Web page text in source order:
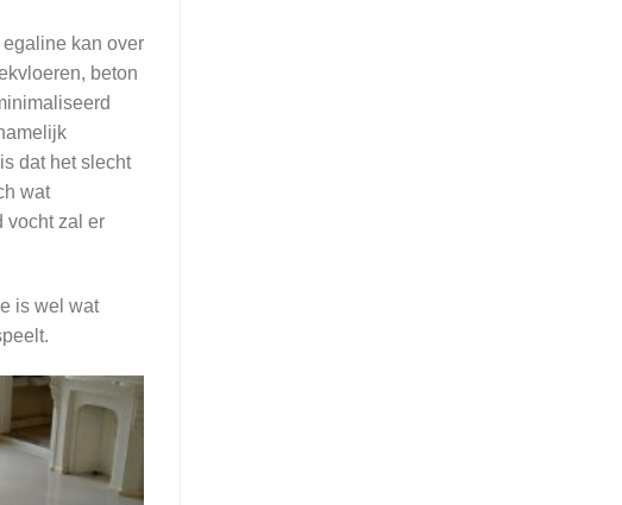
kan over
beton
dat het slecht
wat
vocht zal er
is wel wat